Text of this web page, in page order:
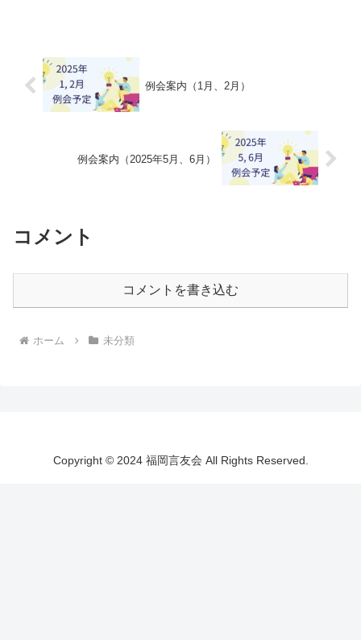
例会案内（1月、2月）
例会案内（2025年5月、6月）
コメント
コメントを書き込む
ホーム 未分類
Copyright © 2024 福岡言友会 All Rights Reserved.